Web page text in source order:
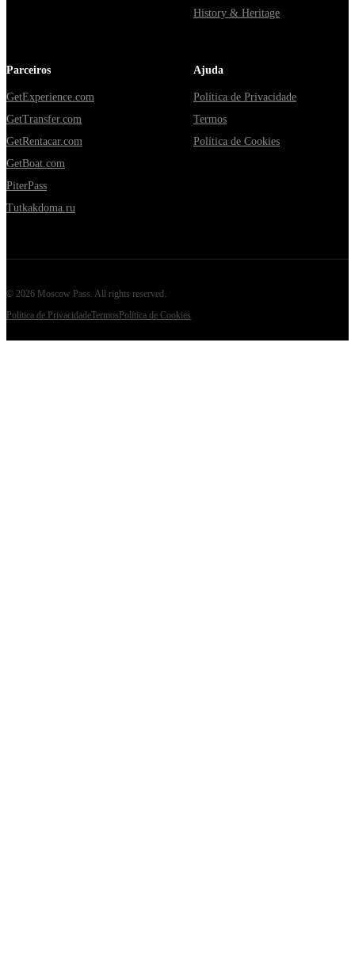
History & Heritage
Parceiros
GetExperience.com
GetTransfer.com
GetRentacar.com
GetBoat.com
PiterPass
Tutkakdoma.ru
Ajuda
Política de Privacidade
Termos
Política de Cookies
© 2026 Moscow Pass . All rights reserved.
Política de PrivacidadeTermosPolítica de Cookies